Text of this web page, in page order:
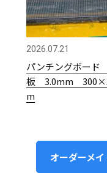
2026.07.21
パンチングボー
板 3.0mm
m
オーダーメ